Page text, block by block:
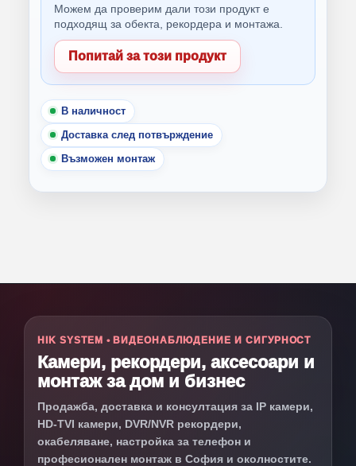
Можем да проверим дали този продукт е
подходящ за обекта, рекордера и монтажа.
Попитай за този продукт
В наличност
Доставка след потвърждение
Възможен монтаж
HIK SYSTEM • ВИДЕОНАБЛЮДЕНИЕ И СИГУРНОСТ
Камери, рекордери, аксесоари и
монтаж за дом и бизнес
Продажба, доставка и консултация за IP камери,
HD-TVI камери, DVR/NVR рекордери,
окабеляване, настройка за телефон и
професионален монтаж в София и околностите.